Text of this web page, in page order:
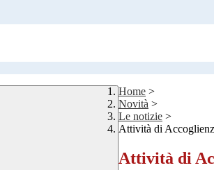
Home >
Novità >
Le notizie >
Attività di
Attività di